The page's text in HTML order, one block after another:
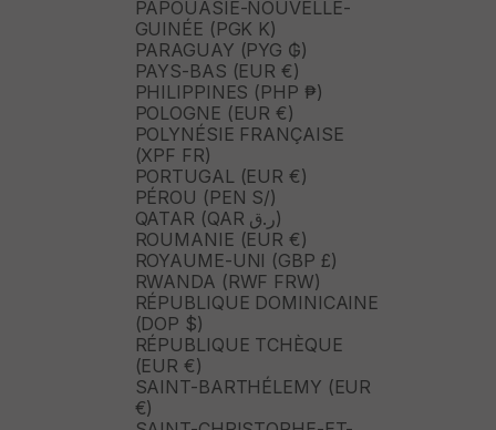
PAPOUASIE-NOUVELLE-
GUINÉE (PGK K)
PARAGUAY (PYG ₲)
PAYS-BAS (EUR €)
PHILIPPINES (PHP ₱)
POLOGNE (EUR €)
POLYNÉSIE FRANÇAISE
(XPF FR)
PORTUGAL (EUR €)
PÉROU (PEN S/)
QATAR (QAR ر.ق)
ROUMANIE (EUR €)
ROYAUME-UNI (GBP £)
RWANDA (RWF FRW)
RÉPUBLIQUE DOMINICAINE
(DOP $)
RÉPUBLIQUE TCHÈQUE
(EUR €)
SAINT-BARTHÉLEMY (EUR
€)